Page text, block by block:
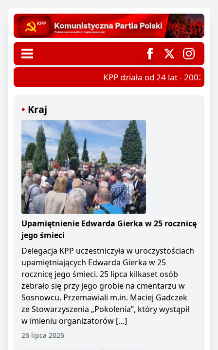
KPP działa od 24 lat - 2002-
Kraj
Upamiętnienie Edwarda Gierka w 25 rocznicę
jego śmieci
Delegacja KPP uczestniczyła w uroczystościach
upamiętniających Edwarda Gierka w 25
rocznicę jego śmieci. 25 lipca kilkaset osób
zebrało się przy jego grobie na cmentarzu w
Sosnowcu. Przemawiali m.in. Maciej Gadczek
ze Stowarzyszenia „Pokolenia”, który wystąpił
w imieniu organizatorów […]
26 lipca 2026